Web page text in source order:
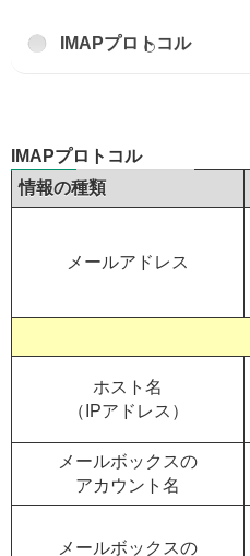
IMAPプロトコル
IMAPプロトコル
情報の種類
メールアドレス
ホスト名
（IPアドレス）
メールボックスの
アカウント名
メールボックスの